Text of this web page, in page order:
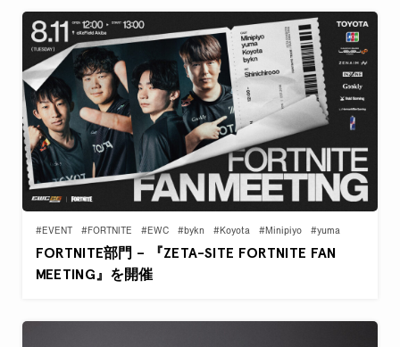
#EVENT #FORTNITE #EWC #bykn #Koyota #Minipiyo #yuma
FORTNITE部門 – 『ZETA-SITE FORTNITE FAN
MEETING』を開催